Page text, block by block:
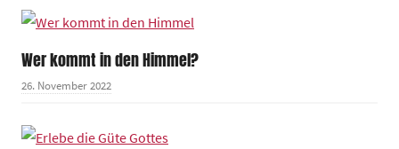
Wer kommt in den Himmel?
26. November 2022